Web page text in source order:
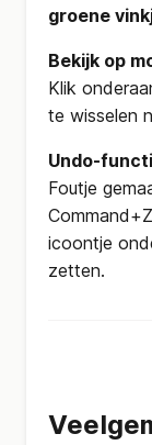
groene
Bekijk op
Klik
te wisselen
Undo-
Foutje
icoontje
zetten.